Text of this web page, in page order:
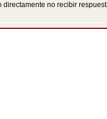
no recibir